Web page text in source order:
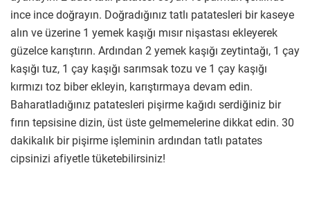
ince ince doğrayın. Doğradığınız tatlı patatesleri bir kaseye
alın ve üzerine 1 yemek kaşığı mısır nişastası ekleyerek
güzelce karıştırın. Ardından 2 yemek kaşığı zeytintağı, 1 çay
kaşığı tuz, 1 çay kaşığı sarımsak tozu ve 1 çay kaşığı
kırmızı toz biber ekleyin, karıştırmaya devam edin.
Baharatladığınız patatesleri pişirme kağıdı serdiğiniz bir
fırın tepsisine dizin, üst üste gelmemelerine dikkat edin. 30
dakikalık bir pişirme işleminin ardından tatlı patates
cipsinizi afiyetle tüketebilirsiniz!